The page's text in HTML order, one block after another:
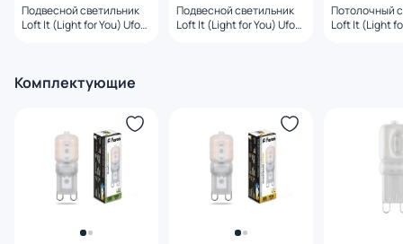
Подвесной светильник
Loft It (Light for You) Ufo
Подвесной светильник
Loft It (Light for You) Ufo
Потолочный
Loft It (Light
Комплектующие